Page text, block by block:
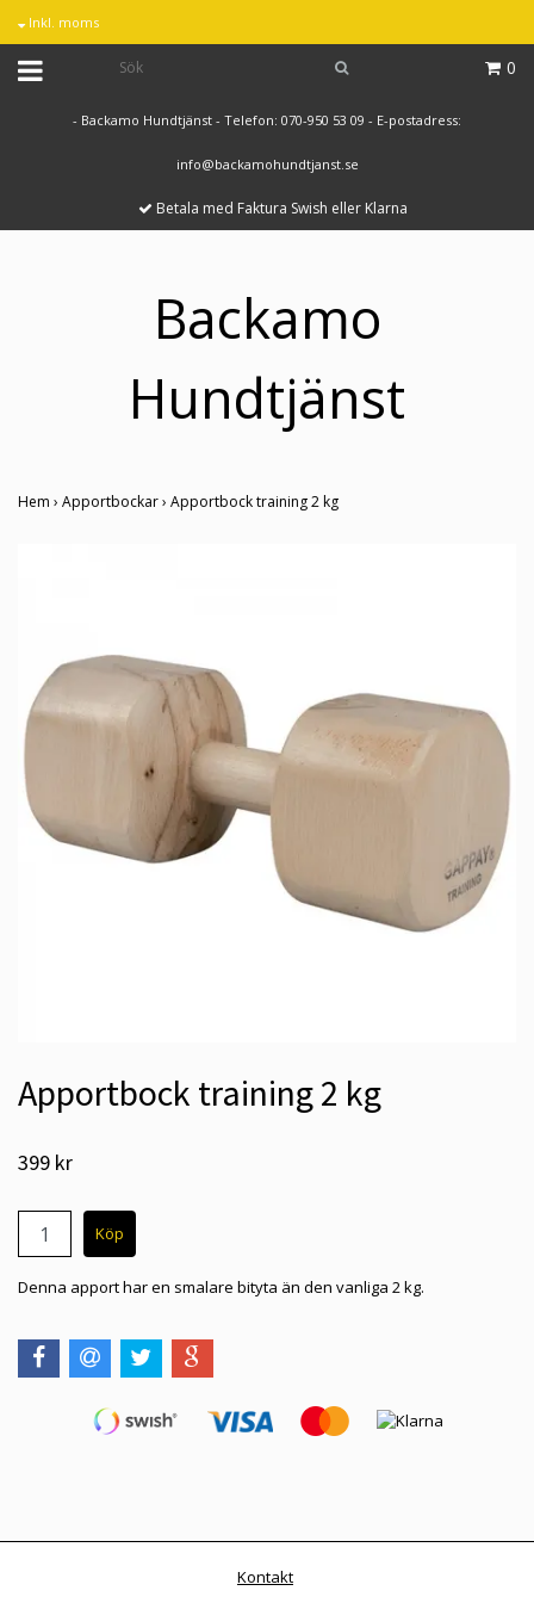
Inkl. moms
0
- Backamo Hundtjänst - Telefon: 070-950 53 09 - E-postadress:
info@backamohundtjanst.se
Betala med Faktura Swish eller Klarna
Backamo
Hundtjänst
Hem › Apportbockar› Apportbock training 2 kg
Apportbock training 2 kg
399 kr
Denna apport har en smalare bityta än den vanliga 2 kg.
Kontakt